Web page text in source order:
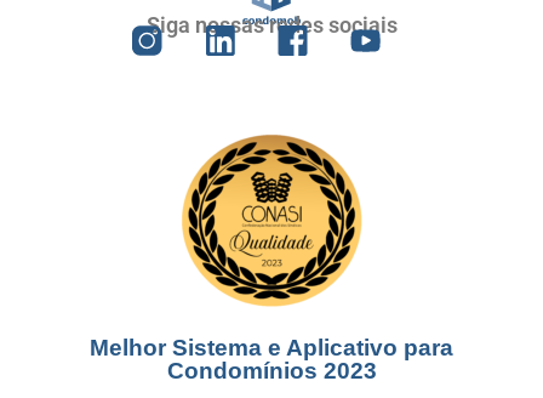
Siga nossas redes sociais
Melhor Sistema e Aplicativo para
Condomínios 2023